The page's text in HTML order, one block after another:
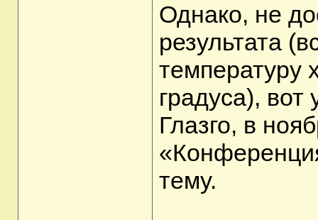
Однако, не
результата
температуру
градуса),
Глазго, в
тему.